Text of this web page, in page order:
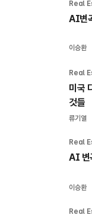
AI변
이승환
Real
미국
것들
류기열
AI 변
이승환